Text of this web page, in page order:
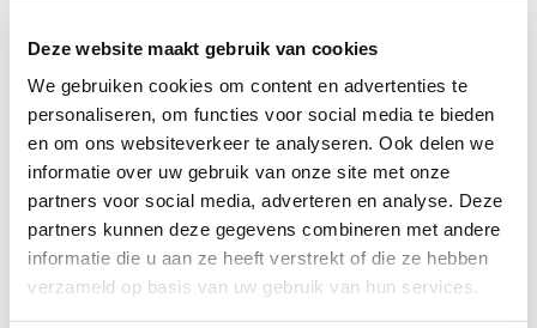
Deze website maakt gebruik van cookies
We gebruiken cookies om content en advertenties te
personaliseren, om functies voor social media te bieden
en om ons websiteverkeer te analyseren. Ook delen we
informatie over uw gebruik van onze site met onze
partners voor social media, adverteren en analyse. Deze
partners kunnen deze gegevens combineren met andere
informatie die u aan ze heeft verstrekt of die ze hebben
verzameld op basis van uw gebruik van hun services.